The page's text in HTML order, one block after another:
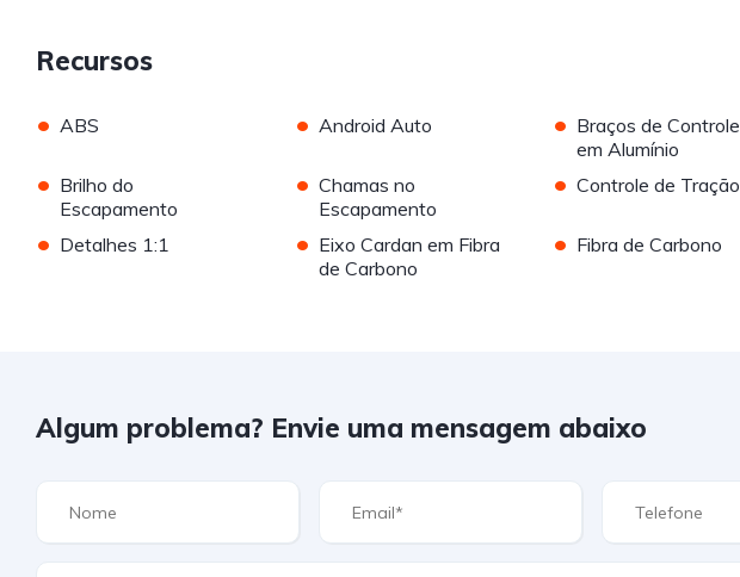
Recursos
• ABS • Android Auto • Braços de Controle
em Alumínio
• Brilho do
Escapamento
• Chamas no
Escapamento
• Controle de Tração
• Detalhes 1:1 • Eixo Cardan em Fibra
de Carbono
• Fibra de Carbono
Algum problema? Envie uma mensagem abaixo